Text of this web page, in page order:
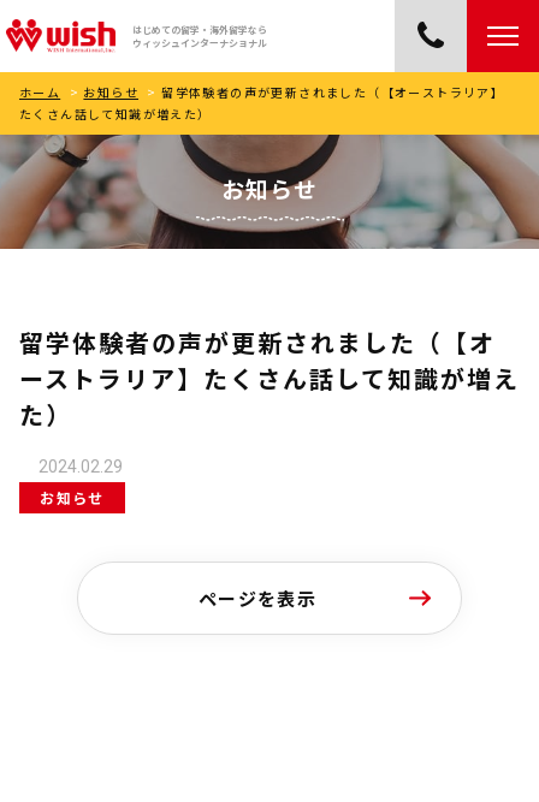
はじめての留学・海外留学なら
ウィッシュインターナショナル
ホーム > お知らせ > 留学体験者の声が更新されました（【オーストラリア】
たくさん話して知識が増えた）
お知らせ
留学体験者の声が更新されました（【オ
ーストラリア】たくさん話して知識が増え
た）
2024.02.29
お知らせ
ページを表示